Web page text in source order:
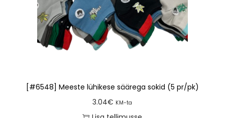
[#6548] Meeste lühikese säärega sokid (5 pr/pk)
3.04€ KM-ta